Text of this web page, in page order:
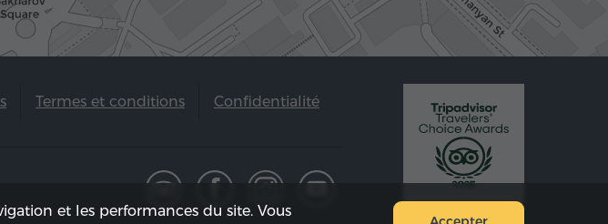
Termes et conditions Confidentialité
et les performances du site. Vous